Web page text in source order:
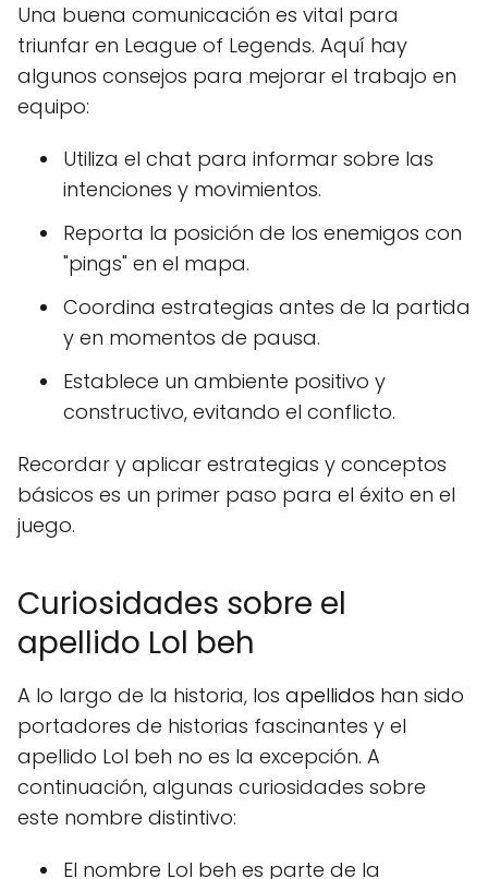
Una buena comunicación es vital para
triunfar en League of Legends. Aquí hay
algunos consejos para mejorar el trabajo en
equipo:
Utiliza el chat para informar sobre las
intenciones y movimientos.
Reporta la posición de los enemigos con
"pings" en el mapa.
Coordina estrategias antes de la partida
y en momentos de pausa.
Establece un ambiente positivo y
constructivo, evitando el conflicto.
Recordar y aplicar estrategias y conceptos
básicos es un primer paso para el éxito en el
juego.
Curiosidades sobre el
apellido Lol beh
A lo largo de la historia, los apellidos han sido
portadores de historias fascinantes y el
apellido Lol beh no es la excepción. A
continuación, algunas curiosidades sobre
este nombre distintivo:
El nombre Lol beh es parte de la